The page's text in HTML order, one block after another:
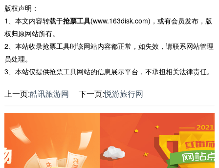
版权声明：
1、本文内容转载于抢票工具(www.163disk.com)，或有会员发布，版
权归原网站所有。
2、本站收录抢票工具时该网站内容都正常，如失效，请联系网站管理
员处理。
3、本站仅提供抢票工具网站的信息展示平台，不承担相关法律责任。
上一页:酷讯旅游网 下一页:悦游旅行网